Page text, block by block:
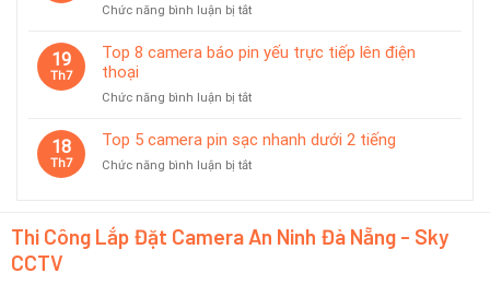
Chọn
Hiệu
chế
tiết
Chức năng bình luận bị tắtở
camera
dây
dùng
19
Th7
Top 8 camera báo pin yếu trực tiếp lên điện
thoại
Chức năng bình luận bị tắtở
báo
tiếp
18
Th7
Top 5 camera pin sạc nhanh dưới 2 tiếng
Chức năng bình luận bị tắtở
pin
Thi Công Lắp Đặt Camera An Ninh Đà Nẵng - Sky
CCTV